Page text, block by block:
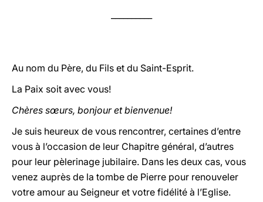
Au nom du Père, du Fils et du Saint-Esprit.
La Paix soit avec vous!
Chères sœurs, bonjour et bienvenue!
Je suis heureux de vous rencontrer, certaines d’entre
vous à l’occasion de leur Chapitre général, d’autres
pour leur pèlerinage jubilaire. Dans les deux cas, vous
venez auprès de la tombe de Pierre pour renouveler
votre amour au Seigneur et votre fidélité à l’Eglise.